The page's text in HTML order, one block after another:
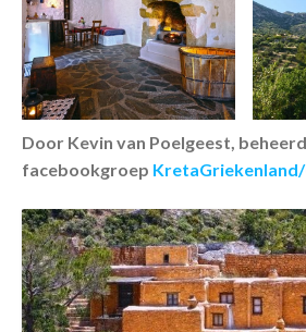
Door Kevin van Poelgeest,
facebookgroep